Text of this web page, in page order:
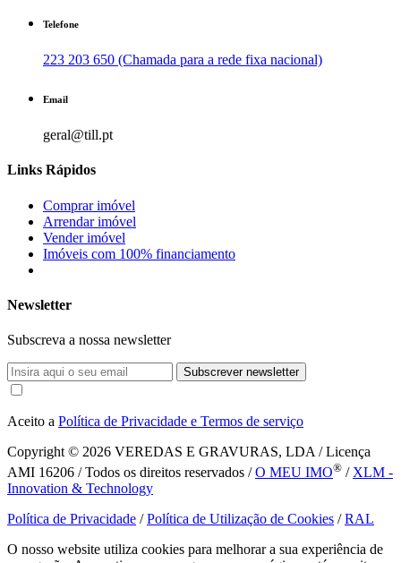
Telefone
223 203 650 (Chamada para a rede fixa nacional)
Email
geral@till.pt
Links Rápidos
Comprar imóvel
Arrendar imóvel
Vender imóvel
Imóveis com 100% financiamento
Newsletter
Subscreva a nossa newsletter
Subscrever newsletter
Aceito a Política de Privacidade e Termos de serviço
Copyright © 2026 VEREDAS E GRAVURAS, LDA / Licença
AMI 16206 / Todos os direitos reservados /O MEU IMO® / XLM -
Innovation & Technology
Política de Privacidade /Política de Utilização de Cookies /RAL
O nosso website utiliza cookies para melhorar a sua experiência de